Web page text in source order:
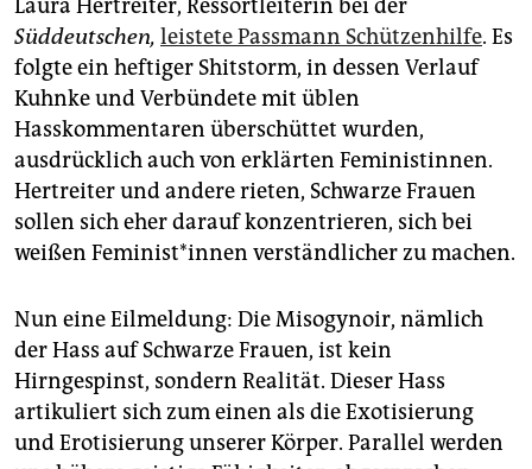
Laura Hertreiter, Ressortleiterin bei der
Süddeutschen, leistete Passmann Schützenhilfe. Es
folgte ein heftiger Shitstorm, in dessen Verlauf
Kuhnke und Verbündete mit üblen
Hasskommentaren überschüttet wurden,
ausdrücklich auch von erklärten Feministinnen.
Hertreiter und andere rieten, Schwarze Frauen
sollen sich eher darauf konzentrieren, sich bei
weißen Fe­mi­nis­t*in­nen verständlicher zu machen.
Nun eine Eilmeldung: Die Misogynoir, nämlich
der Hass auf Schwarze Frauen, ist kein
Hirngespinst, sondern Realität. Dieser Hass
artikuliert sich zum einen als die Exotisierung
und Erotisierung unserer Körper. Parallel werden